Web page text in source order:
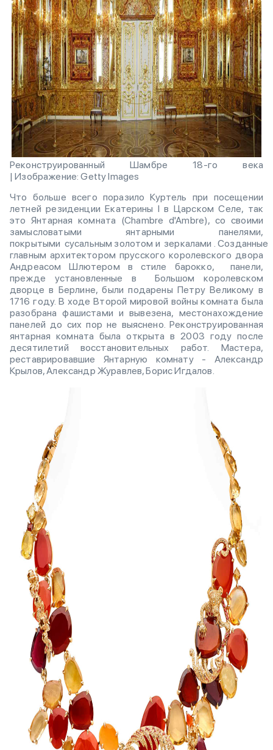
Реконструированный Шамбре 18-го века
| Изображение: Getty Images
Что больше всего поразило Куртель при посещении
летней резиденции Екатерины I в Царском Селе, так
это Янтарная комната (Chambre d'Ambre), со своими
замысловатыми янтарными панелями,
покрытыми сусальным золотом и зеркалами . Созданные
главным архитектором прусского королевского двора
Андреасом Шлютером в стиле барокко, панели,
прежде установленные в Большом королевском
дворце в Берлине, были подарены Петру Великому в
1716 году. В ходе Второй мировой войны комната была
разобрана фашистами и вывезена, местонахождение
панелей до сих пор не выяснено. Реконструированная
янтарная комната была открыта в 2003 году после
десятилетий восстановительных работ. Мастера,
реставрировавшие Янтарную комнату - Александр
Крылов, Александр Журавлев, Борис Игдалов.